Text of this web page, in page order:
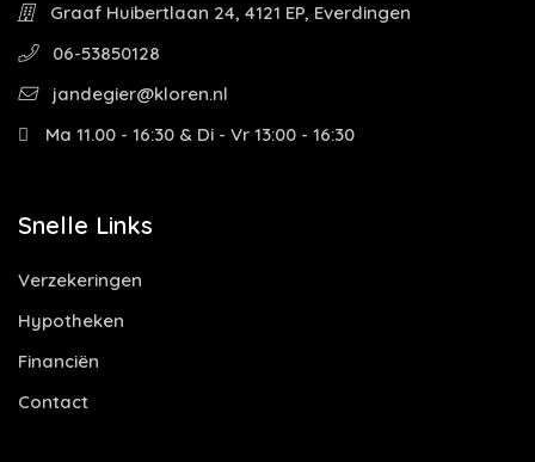
Graaf Huibertlaan 24, 4121 EP, Everdingen
06-53850128
jandegier@kloren.nl
Ma 11.00 - 16:30 & Di - Vr 13:00 - 16:30
Snelle Links
Verzekeringen
Hypotheken
Financiën
Contact